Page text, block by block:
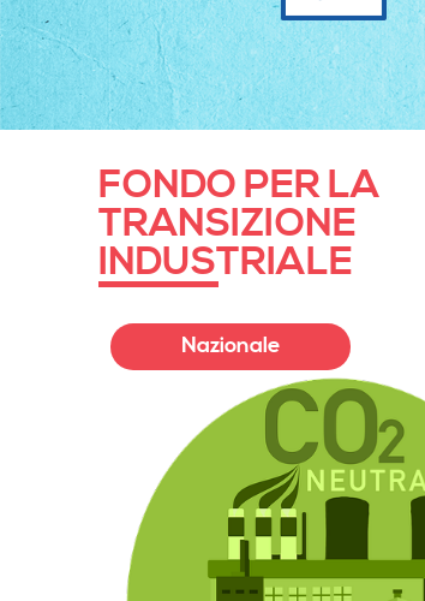
FONDO PER LA
TRANSIZIONE
INDUSTRIALE
Nazionale